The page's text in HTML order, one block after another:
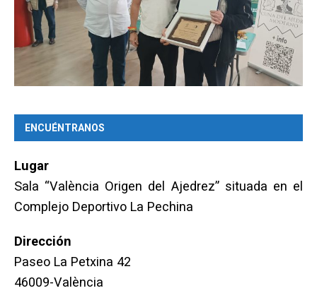
ENCUÉNTRANOS
Lugar
Sala “València Origen del Ajedrez” situada en el
Complejo Deportivo La Pechina
Dirección
Paseo La Petxina 42
46009-València